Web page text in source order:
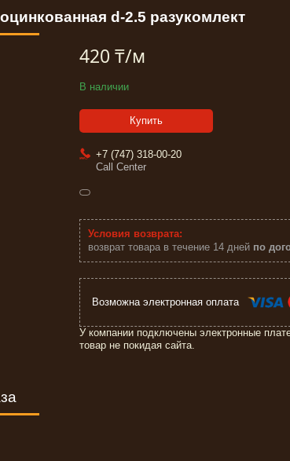
d-2.5 разукомлект
420 ₸/м
В наличии
Купить
+7 (747) 318-00-20
Call Center
возврат товара в течение 14 дней по
У компании подключены электронные
товар не покидая сайта.